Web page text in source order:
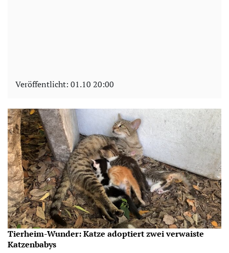
Veröffentlicht: 01.10 20:00
Tierheim-Wunder: Katze adoptiert zwei verwaiste
Katzenbabys